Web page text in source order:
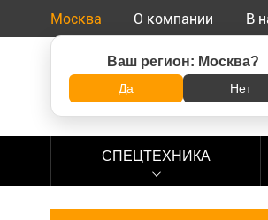
Москва
Ваш регион: Москва?
Да Нет
О компании В
8 (800)
СПЕЦТЕХНИКА